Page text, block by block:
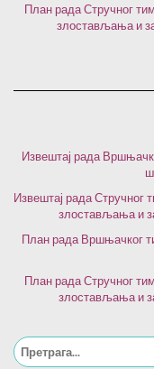
План рада Стручног
злостављања и
Извештај рада
Извештај рада Стручног
злостављања и
План рада Вршњачког
План рада Стручног
злостављања и
Search
for: